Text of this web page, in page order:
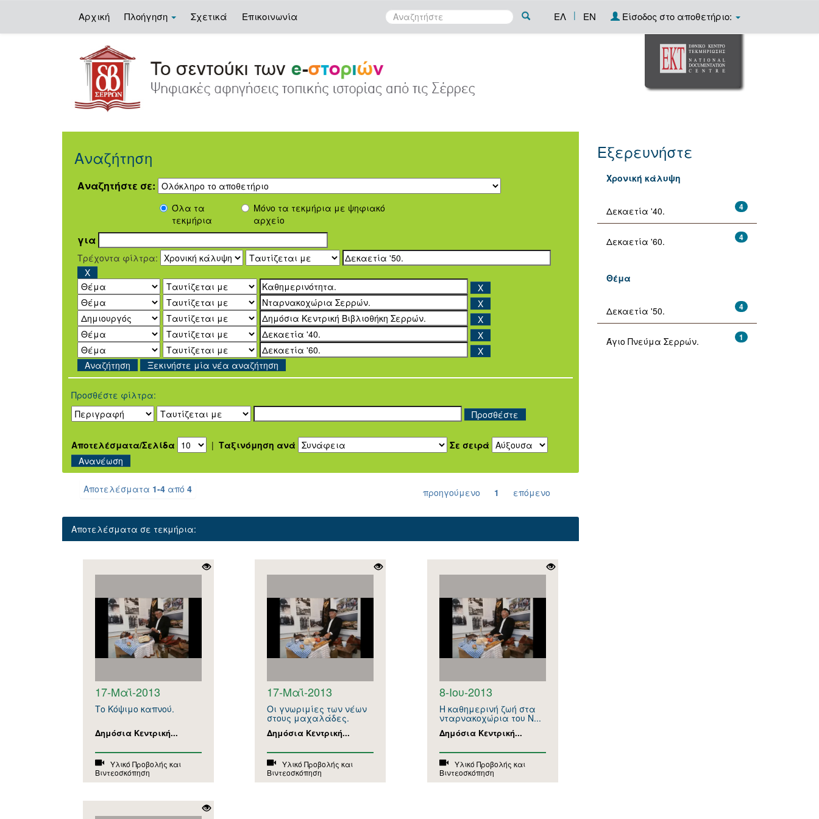
Αρχική Πλοήγηση Σχετικά Επικοινωνία ΕΛ | EN Είσοδος στο αποθετήριο:
Αναζήτηση
Αναζητήστε σε:
Όλα τα
τεκμήρια
Μόνο τα τεκμήρια με ψηφιακό
αρχείο
για
Τρέχοντα φίλτρα:
Ξεκινήστε μία νέα αναζήτηση
Προσθέστε φίλτρα:
Αποτελέσματα/Σελίδα | Ταξινόμηση ανά Σε σειρά
Αποτελέσματα 1-4 από 4 προηγούμενο 1 επόμενο
Αποτελέσματα σε τεκμήρια:
17-Μαΐ-2013
Το Κόψιμο καπνού.
Δημόσια Κεντρική...
Υλικό Προβολής και
Βιντεοσκόπηση
17-Μαΐ-2013
Οι γνωριμίες των νέων
στους μαχαλάδες.
Δημόσια Κεντρική...
Υλικό Προβολής και
Βιντεοσκόπηση
8-Ιου-2013
Η καθημερινή ζωή στα
νταρνακοχώρια του Ν...
Δημόσια Κεντρική...
Υλικό Προβολής και
Βιντεοσκόπηση
Εξερευνήστε
Χρονική κάλυψη
4
Δεκαετία '40.
4
Δεκαετία '60.
Θέμα
4
Δεκαετία '50.
1
Άγιο Πνεύμα Σερρών.